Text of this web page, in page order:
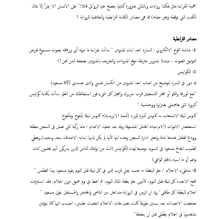
اهمية القراءة مثل هكذا روايات وبالتالي ضرورة كتابتها يفصح عنها الروائي قائلا:" على الانسان الا يقرأ إلا تلك
الكتب التي توقظه وتغير حياته) فما هي مصادر الكتابة الترابطية والتفاعلية للرواية ؟
مصادر الترابطية
1- شاشة اللوح الالكتروني : السارد احد ابناء المدونين " بدأت بقراءة ما دونه أبي ورفاقه بصوت مسموع لغرض
التوثيق الصوت ، مبتدئا بتدوين خارطة موقع المدونات والتعريف بالمدونين بصفحة (من نحن؟)
2- الكوابيس
له دور في السرد لتوضيح من اصاب احد المدونين من انكسار نفسي واذى جسدي (كاكا مسعود)
"ضع الورقة والقلم أو جهاز التسجيل قرب سريرك وسجل كل شيء فور استيقاظك من الحلم. بدأت بكتابة كوابيس
كيرونا التي هاجمتني بضراوة ووحشية "
كابوس ليلة الانسحاب – كابوس أميرة الورد (أمنية الايزيدية)- كابوس ليلة يأجوج ومأجوج
استحضار الاموات (الام ميادة الحامل المشنوقة وتلد بعد تننفيذ الاعدام - ماما زكية التي تعمل في السجن منظفة
ويودع الطفل عندها امانة وتتغير ادارة السجن وتعده ابنها لأنها لم يكن لديها ابناء- الاصدقاء سعد وسعيد) ويعطي
الطبيب المعالج لمسعود في السويد توصيفا لهذه الكوابيس (انت من اولئك الناس الذين يدركون أنهم يحلمون اثناء
نومهم أو ما اسماه بالحلم الواعي)
3- شاطىء الاحلام / حلم اليقطة – جسد يغلي قرب النهر في كل ليلة قبل النوم يقوم مسعود بهذا الطقس "
افتح الاجندة كل ليلة،قبل النوم، لأدون حلم يقظة ذلك اليوم، ثم اغط في نوم عميق دون احلام، فقد استنزفت
احلام اليقظة كل طاقتي" وبما ان الزمن في الرواية متداخل بين الماضي والحاضر والمستقبل يقول مسعود "
تصفحت الاجندات بعد سنين طويلة كانت تضم مئات الاحلام انتخبت حلمين، احسب انهما كانا نبؤتين
شاهدتهما في احلام يقظتي قبل ان يتحققا"